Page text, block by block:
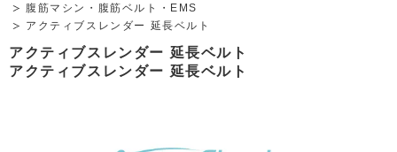
腹筋マシン・腹筋ベルト・EMS
アクティブスレンダー 延長ベルト
アクティブスレンダー 延長ベルト
アクティブスレンダー 延長ベルト